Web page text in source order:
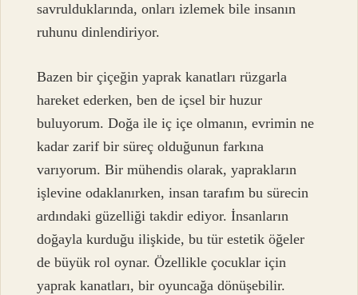
savrulduklarında, onları izlemek bile insanın
ruhunu dinlendiriyor.
Bazen bir çiçeğin yaprak kanatları rüzgarla
hareket ederken, ben de içsel bir huzur
buluyorum. Doğa ile iç içe olmanın, evrimin ne
kadar zarif bir süreç olduğunun farkına
varıyorum. Bir mühendis olarak, yaprakların
işlevine odaklanırken, insan tarafım bu sürecin
ardındaki güzelliği takdir ediyor. İnsanların
doğayla kurduğu ilişkide, bu tür estetik öğeler
de büyük rol oynar. Özellikle çocuklar için
yaprak kanatları, bir oyuncağa dönüşebilir.